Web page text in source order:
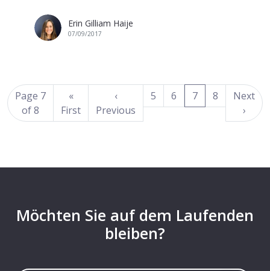
Erin Gilliam Haije
07/09/2017
Page 7
of 8
«
First
‹
Previous
5 6 7(current)
8
Next
›
Möchten Sie auf dem Laufenden
bleiben?